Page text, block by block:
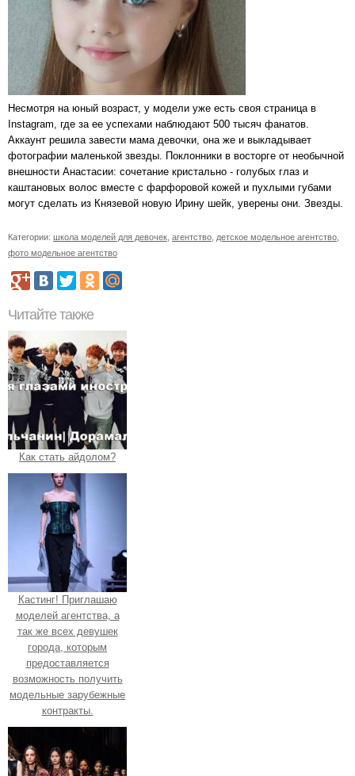
Несмотря на юный возраст, у модели уже есть своя страница в
Instagram, где за ее успехами наблюдают 500 тысяч фанатов.
Аккаунт решила завести мама девочки, она же и выкладывает
фотографии маленькой звезды. Поклонники в восторге от необычной
внешности Анастасии: сочетание кристально - голубых глаз и
каштановых волос вместе с фарфоровой кожей и пухлыми губами
могут сделать из Князевой новую Ирину шейк, уверены они. Звезды.
Категории: школа моделей для девочек агентство детское модельное агентство
фото модельное агентство
Читайте также
Как стать айдолом?
Кастинг! Приглашаю
моделей агентства, а
так же всех девушек
города, которым
предоставляется
возможность получить
модельные зарубежные
контракты.